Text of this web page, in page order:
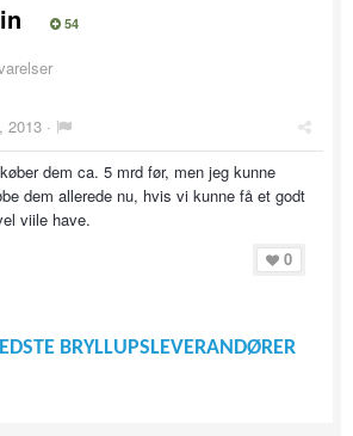
54
2013 ·
dem ca. 5 mrd før, men jeg kunne
dem allerede nu, hvis vi kunne få et godt
viile have.
0
BRYLLUPSLEVERANDØRER